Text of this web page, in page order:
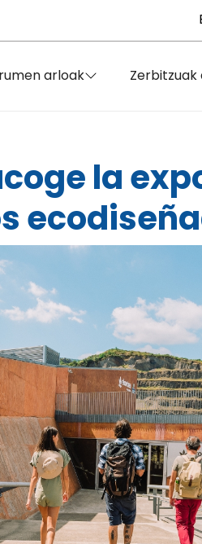
arloak
la